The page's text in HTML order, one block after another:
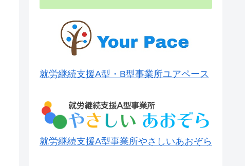
就労継続支援A型・B型事業所ユアペース
就労継続支援A型事業所やさしいあおぞら